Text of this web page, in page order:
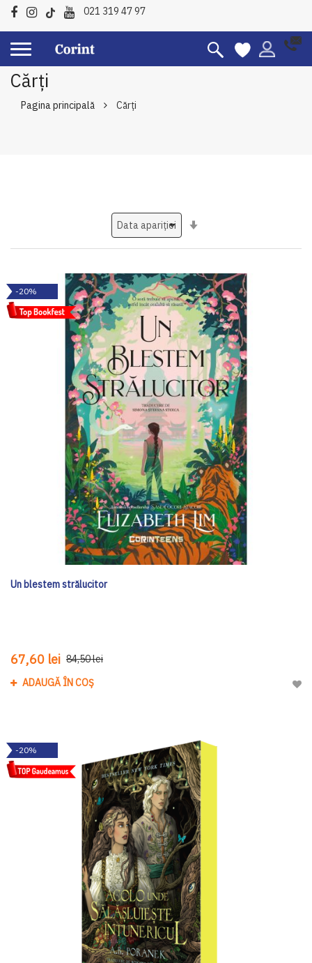
021 319 47 97
Cărți
Pagina principală Cărți
-20%
Un blestem strălucitor
67,60 lei 84,50 lei
ADAUGĂ ÎN COȘ
-20%